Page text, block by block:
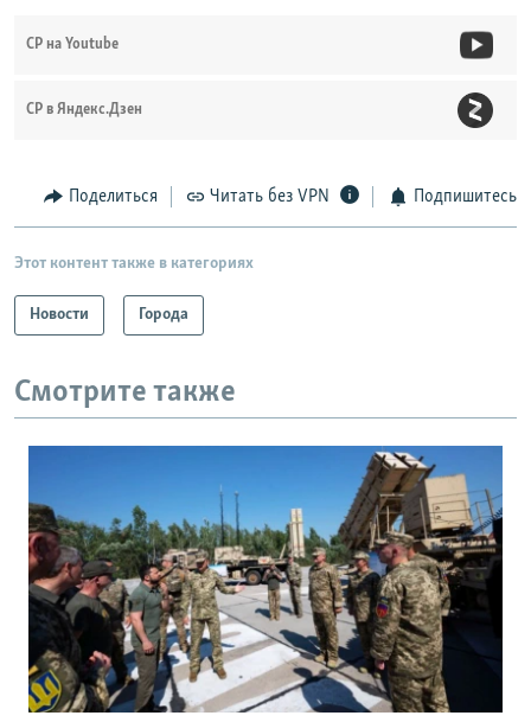
СР на Youtube
СР в Яндекс.Дзен
Поделиться Читать без VPN Подпишитесь
Этот контент также в категориях
Новости Города
Смотрите также